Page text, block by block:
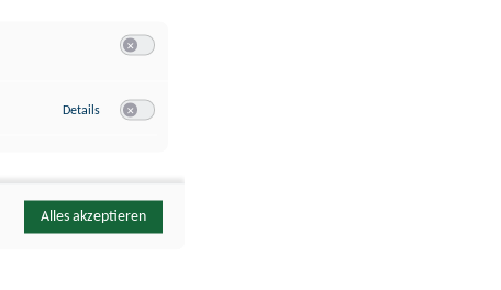
Details zu YouTube
Alles akzeptieren